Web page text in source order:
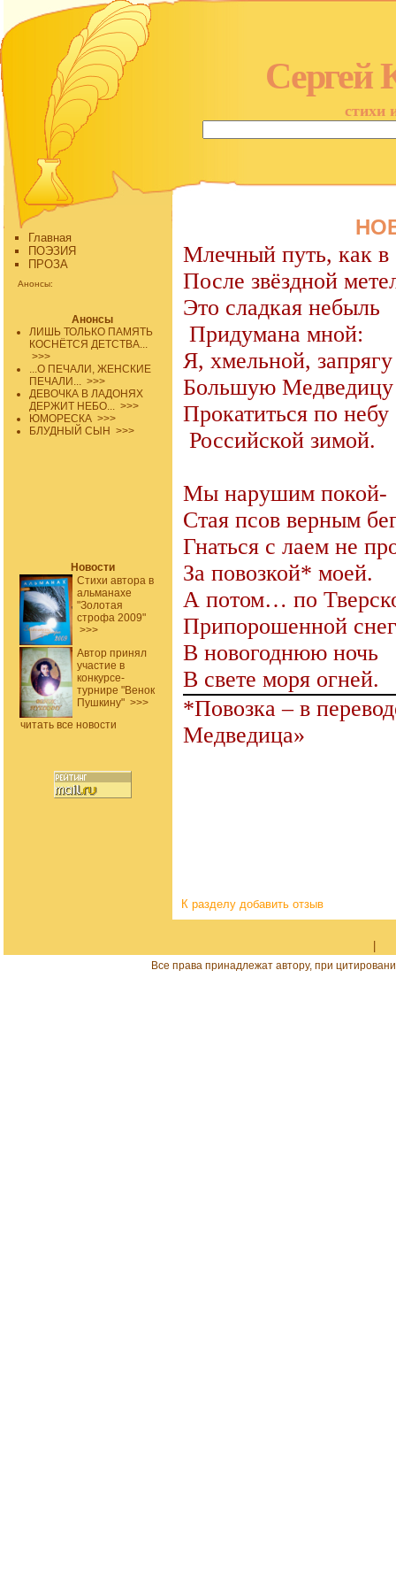
Сергей
стихи
Главная
ПОЭЗИЯ
ПРОЗА
Анонсы:
Анонсы
ЛИШЬ ТОЛЬКО ПАМЯТЬ
КОСНЁТСЯ ДЕТСТВА...
>>>
...О ПЕЧАЛИ, ЖЕНСКИЕ
ПЕЧАЛИ... >>>
ДЕВОЧКА В ЛАДОНЯХ
ДЕРЖИТ НЕБО... >>>
ЮМОРЕСКА >>>
БЛУДНЫЙ СЫН >>>
Новости
Стихи автора в
альманахе
"Золотая
строфа 2009"
>>>
Автор принял
участие в
конкурсе-
турнире "Венок
Пушкину" >>>
читать все новости
Млечный путь, как в
После звёздной
Это сладкая небыль
Придумана мной:
Я, хмельной, запрягу
Большую Медведицу
Прокатиться по небу
Российской зимой.
Мы нарушим покой-
Стая псов верным
Гнаться с лаем не
За повозкой* моей.
А потом… по
Припорошенной
В новогоднюю ночь
В свете моря огней.
*Повозка – в
Медведица»
К разделу добавить отзыв
Все права принадлежат автору, при